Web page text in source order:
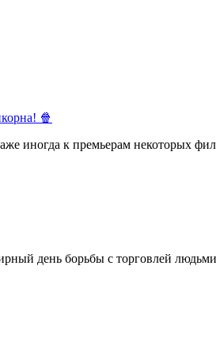
🍿
иногда к премьерам некоторых
день борьбы с торговлей